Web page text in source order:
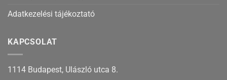
Adatkezelési tájékoztató
KAPCSOLAT
1114 Budapest, Ulászló utca 8.